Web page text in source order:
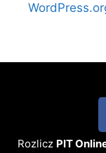
Rozlicz PIT